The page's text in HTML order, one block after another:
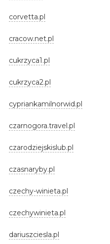
corvetta.pl
cracow.net.pl
cukrzyca1.pl
cukrzyca2.pl
cypriankamilnorwid.pl
czarnogora.travel.pl
czarodziejskislub.pl
czasnaryby.pl
czechy-winieta.pl
czechywinieta.pl
dariuszciesla.pl